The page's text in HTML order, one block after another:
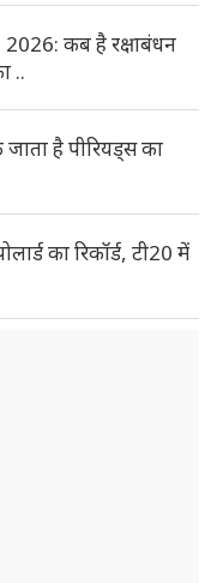
कब है रक्षाबंधन
..
है पीरियड्स का
का रिकॉर्ड, टी20 में